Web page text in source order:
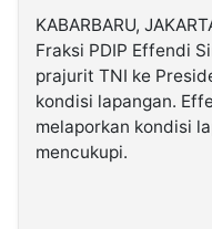
Kabarbaru.co
KABARBARU,
Fraksi PDIP Effendi
prajurit TNI ke
kondisi lapangan.
melaporkan kondisi
mencukupi.